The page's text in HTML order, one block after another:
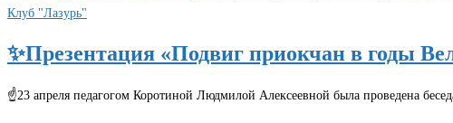
Клуб "Лазурь"
✨Презентация «Подвиг приокчан в годы
☝️23 апреля педагогом Коротиной Людмилой Алексеевной была проведена